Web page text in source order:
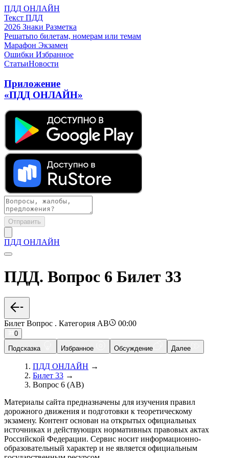
ПДД ОНЛАЙН
Текст ПДД
2026 Знаки Разметка
Решатьпо билетам, номерам или темам
Марафон Экзамен
Ошибки Избранное
СтатьиНовости
Приложение
«ПДД ОНЛАЙН»
Отправить
ПДД ОНЛАЙН
ПДД. Вопрос 6 Билет 33
Билет Вопрос . Категория AB 00:00
0
Подсказка
Избранное Обсуждение Далее
ПДД ОНЛАЙН →
Билет 33 →
Вопрос 6 (AB)
Материалы сайта предназначены для изучения правил
дорожного движения и подготовки к теоретическому
экзамену. Контент основан на открытых официальных
источниках и действующих нормативных правовых актах
Российской Федерации. Сервис носит информационно-
образовательный характер и не является официальным